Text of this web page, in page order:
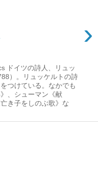
›
ドイツの詩人、リュッ
）。リュッケルトの詩
つけている。なかでも
、シューマン《献
き子をしのぶ歌》な